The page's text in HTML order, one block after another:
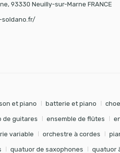
93330 Neuilly-sur-Marne FRANCE
et piano batterie et piano
de guitares ensemble de flûtes
variable orchestre à cordes
quatuor de saxophones quatuor